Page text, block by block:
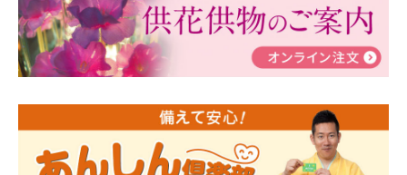
瀬 ご参加ありがとうございました！
2024/01/19令和6年能登半島地震災害の寄付のご報
告
人形供養 寄付のご報告
2023/12/16終活なるほど教室＠小さな家族葬ハウ
ス®上鶴間 エンディングノートを書いてみよう！